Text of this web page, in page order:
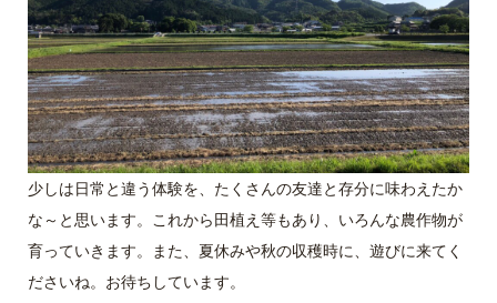
少しは日常と違う体験を、たくさんの友達と存分に味わえたか
な～と思います。これから田植え等もあり、いろんな農作物が
育っていきます。また、夏休みや秋の収穫時に、遊びに来てく
ださいね。お待ちしています。